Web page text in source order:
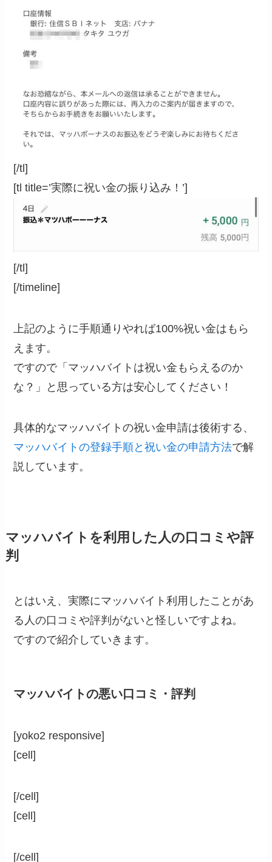
[/tl]
[tl title=’実際に祝い金の振り込み！’]
[/tl]
[/timeline]
上記のように手順通りやれば100%祝い金はもら
えます。
ですので「マッハバイトは祝い金もらえるのか
な？」と思っている方は安心してください！
具体的なマッハバイトの祝い金申請は後術する、
マッハバイトの登録手順と祝い金の申請方法で解
説しています。
マッハバイトを利用した人の口コミや評
判
とはいえ、実際にマッハバイト利用したことがあ
る人の口コミや評判がないと怪しいですよね。
ですので紹介していきます。
マッハバイトの悪い口コミ・評判
[yoko2 responsive]
[cell]
[/cell]
[cell]
[/cell]